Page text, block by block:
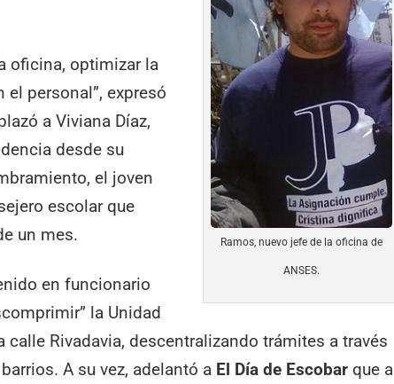
Ramos, nuevo jefe de la oficina de
ANSES.
oficina, optimizar la
personal”, expresó
a Viviana Díaz,
desde su
el joven
escolar que
un mes.
en funcionario
la Unidad
calle Rivadavia, descentralizando trámites a través
A su vez, adelantó a El Día de Escobar que a